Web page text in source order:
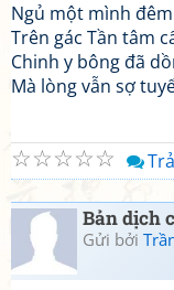
Ngủ một mình
Trên gác Tần tâm
Chinh y bông đã
Mà lòng vẫn sợ
☆
☆
☆
☆
☆
Bản dịch
Gửi bởi